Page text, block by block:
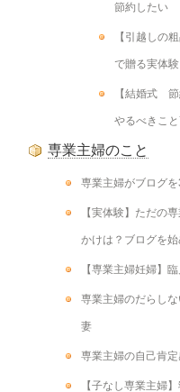
節約したい
【引越しの
で贈る実体験
【結婚式
やるべきこ
専業主婦のこと
専業主婦がブログ
【実体験】ただの
かけは？ブログを
【専業主婦妊婦】
専業主婦のだらし
妻
専業主婦の自己肯
【子なし専業主婦